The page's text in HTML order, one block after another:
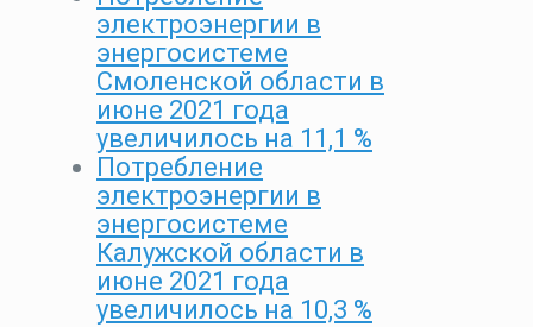
электроэнергии в
энергосистеме
Смоленской области в
июне 2021 года
увеличилось на 11,1 %
Потребление
электроэнергии в
энергосистеме
Калужской области в
июне 2021 года
увеличилось на 10,3 %